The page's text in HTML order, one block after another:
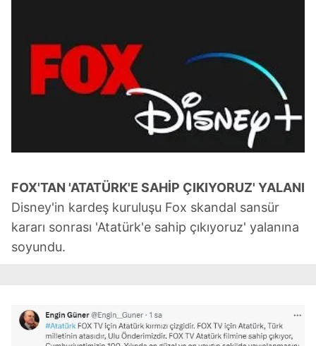
FOX'TAN 'ATATÜRK'E SAHİP ÇIKIYORUZ' YALANI
Disney'in kardeş kuruluşu Fox skandal sansür
kararı sonrası 'Atatürk'e sahip çıkıyoruz' yalanına
soyundu.